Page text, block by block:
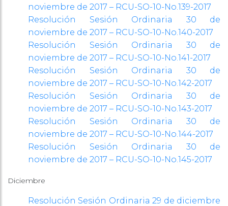
noviembre de 2017 – RCU-SO-10-No.139-2017
Resolución Sesión Ordinaria 30 de
noviembre de 2017 – RCU-SO-10-No.140-2017
Resolución Sesión Ordinaria 30 de
noviembre de 2017 – RCU-SO-10-No.141-2017
Resolución Sesión Ordinaria 30 de
noviembre de 2017 – RCU-SO-10-No.142-2017
Resolución Sesión Ordinaria 30 de
noviembre de 2017 – RCU-SO-10-No.143-2017
Resolución Sesión Ordinaria 30 de
noviembre de 2017 – RCU-SO-10-No.144-2017
Resolución Sesión Ordinaria 30 de
noviembre de 2017 – RCU-SO-10-No.145-2017
Diciembre
Resolución Sesión Ordinaria 29 de diciembre